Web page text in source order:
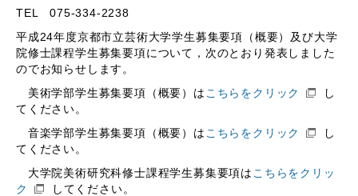
TEL 075-334-2238
平成24年度京都市立芸術大学学生募集要項（概要）及び大学
院修士課程学生募集要項について，次のとおり発表しました
のでお知らせします。
美術学部学生募集要項（概要）は こちらをクリック
し
てください。
音楽学部学生募集要項（概要）は こちらをクリック
し
てください。
大学院美術研究科修士課程学生募集要項は こちらをクリッ
ク
してください。